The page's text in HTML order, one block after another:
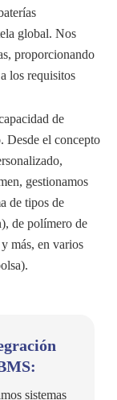
global. Nos
proporcionando
los requisitos
de
Desde el concepto
gestionamos
de tipos de
de polímero de
más, en varios
sistemas